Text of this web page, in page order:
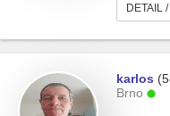
DETAIL
karlos
Brno